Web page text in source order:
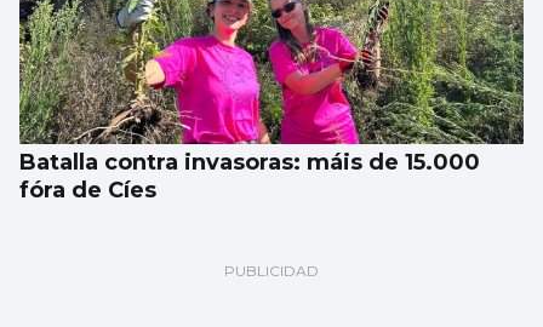
Batalla contra invasoras: máis de 15.000
fóra de Cíes